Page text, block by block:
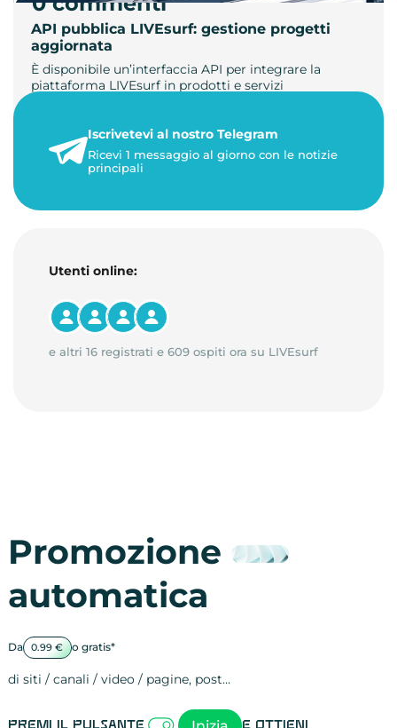
API pubblica LIVEsurf: gestione progetti
aggiornata
È disponibile un’interfaccia API per integrare la
piattaforma LIVEsurf in prodotti e servizi
23 maggio 2026
1 minuto di lettura
Iscrivetevi al nostro Telegram
Ricevi 1 messaggio al giorno con le notizie
principali
Utenti online:
e altri 16 registrati e 609 ospiti ora su LIVEsurf
Promozione
automatica
Da 0.99 € o gratis*
di siti / canali / video / pagine, post…
Premi il pulsante e ottieni